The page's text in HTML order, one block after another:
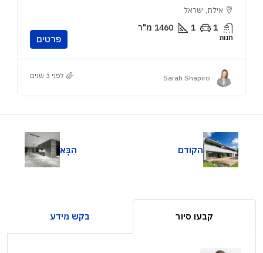
אילת, ישראל
1
1
1460 מ"ר
חנות פרטים
Sarah Shapiro לפני 3 שנים
הקודם הַבָּא
קבעו סיור בקש מידע